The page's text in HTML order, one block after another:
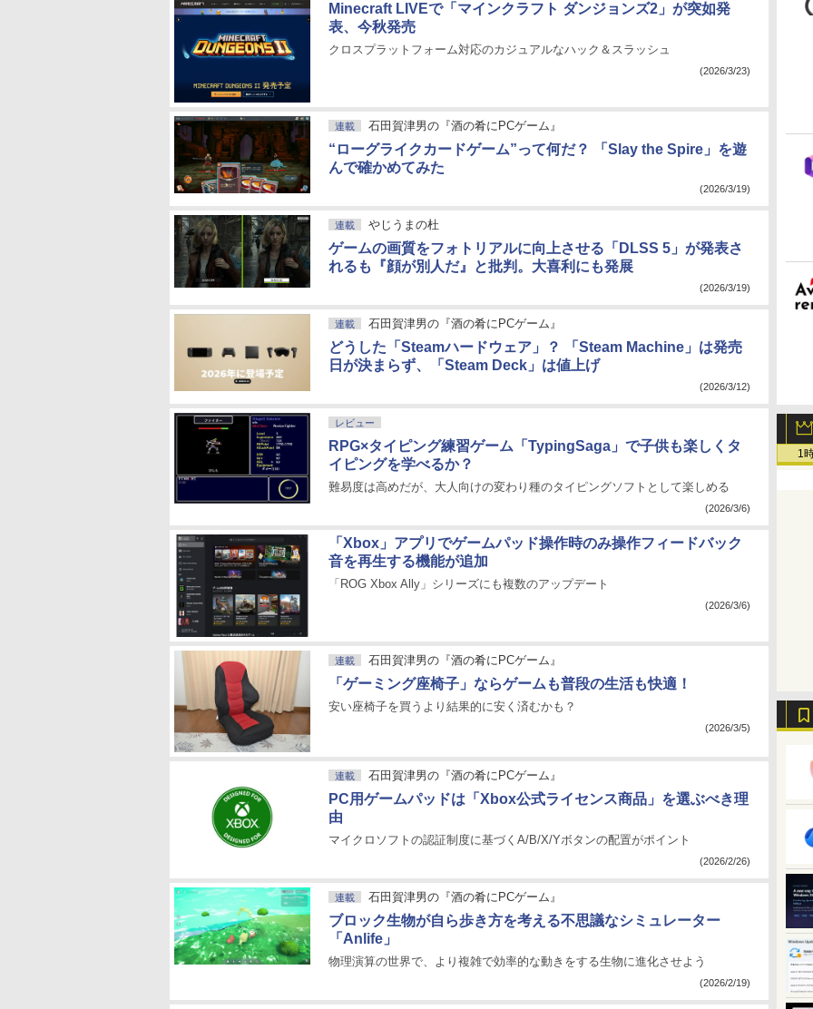
1
Minecraft LIVEで「マインクラフト ダンジョンズ2」が突如発
表、今秋発売
クロスプラットフォーム対応のカジュアルなハック＆スラッシュ
(2026/3/23)
連載 石田賀津男の『酒の肴にPCゲーム』
“ローグライクカードゲーム”って何だ？ 「Slay the Spire」を遊
んで確かめてみた
(2026/3/19)
連載 やじうまの杜
ゲームの画質をフォトリアルに向上させる「DLSS 5」が発表さ
れるも『顔が別人だ』と批判。大喜利にも発展
(2026/3/19)
連載 石田賀津男の『酒の肴にPCゲーム』
どうした「Steamハードウェア」？ 「Steam Machine」は発売
日が決まらず、「Steam Deck」は値上げ
(2026/3/12)
レビュー
RPG×タイピング練習ゲーム「TypingSaga」で子供も楽しくタ
イピングを学べるか？
難易度は高めだが、大人向けの変わり種のタイピングソフトとして楽しめる
(2026/3/6)
「Xbox」アプリでゲームパッド操作時のみ操作フィードバック
音を再生する機能が追加
「ROG Xbox Ally」シリーズにも複数のアップデート
(2026/3/6)
連載 石田賀津男の『酒の肴にPCゲーム』
「ゲーミング座椅子」ならゲームも普段の生活も快適！
安い座椅子を買うより結果的に安く済むかも？
(2026/3/5)
連載 石田賀津男の『酒の肴にPCゲーム』
PC用ゲームパッドは「Xbox公式ライセンス商品」を選ぶべき理
由
マイクロソフトの認証制度に基づくA/B/X/Yボタンの配置がポイント
(2026/2/26)
連載 石田賀津男の『酒の肴にPCゲーム』
ブロック生物が自ら歩き方を考える不思議なシミュレーター
「Anlife」
物理演算の世界で、より複雑で効率的な動きをする生物に進化させよう
(2026/2/19)